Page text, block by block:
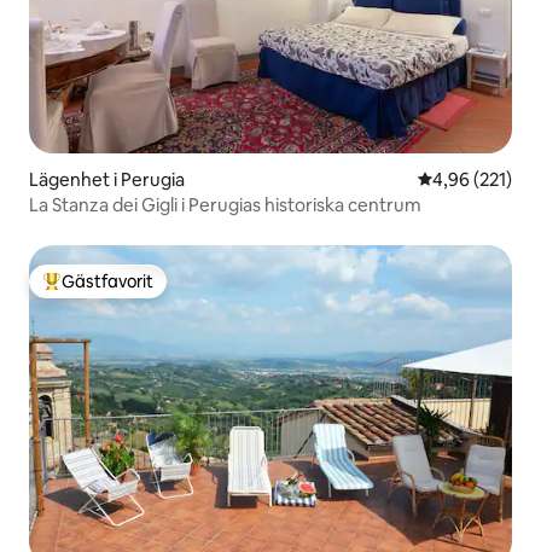
Lägenhet i Perugia 4,96 av 5 i
4,96 (221)
La Stanza dei Gigli i Perugias historiska centrum
Populär gästfavorit
Gästfavorit